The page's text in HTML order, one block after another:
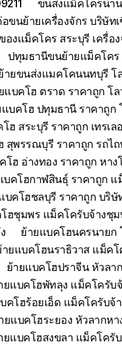
ขนส่งแม็คโครน่า
ขนย้ายเครื่องจักร บริษั
องแม็คโคร สระบุรี เครื่
ปทุมธานีขนย้ายแม็คโคร
ายขนส่งแมคโคนนทบุรี โล
แบคโฮ ตราด ราคาถูก โ
บคโฮ ปทุมธานี ราคาถูก
ฮ สระบุรี ราคาถูก เทรเล
สุพรรณบุรี ราคาถูก รถไถ
โฮ อ่างทอง ราคาถูก หาง
บคโฮกาฬสินธุ์ ราคาถูก แ
บคโฮชลบุรี ราคาถูก บริษั
ฮชุมพร แม็คโครับจ้างชุ
ย้ายแบคโฮนครนายก
ายแบคโฮนราธิวาส แม็คโ
ย้ายแบคโฮปราจีน หัวลา
ยแบคโฮพัทลุง แม็คโครับ
คโฮร้อยเอ็ด แม็คโครับจ้
ยแบคโฮระยอง หัวลากห
ยแบคโฮสงขลา แม็คโครับ